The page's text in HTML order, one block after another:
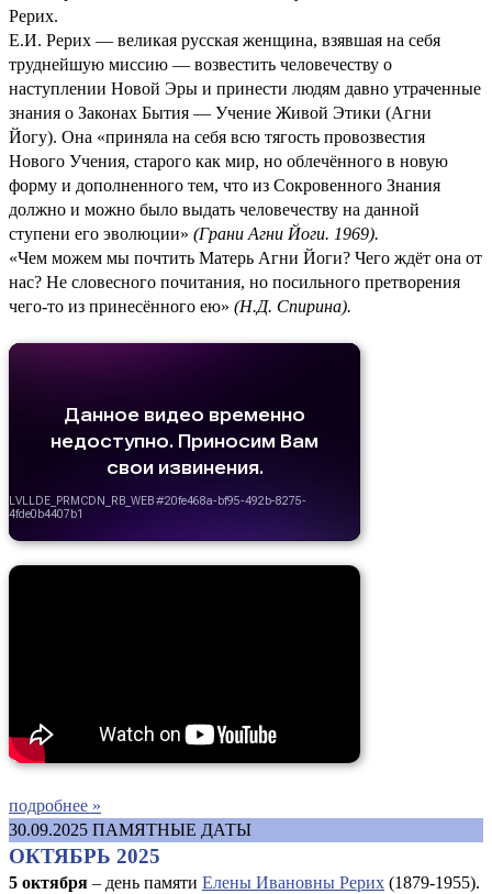
Рерих.
Е.И. Рерих — великая русская женщина, взявшая на себя
труднейшую миссию — возвестить человечеству о
наступлении Новой Эры и принести людям давно утраченные
знания о Законах Бытия — Учение Живой Этики (Агни
Йогу). Она «приняла на себя всю тягость провозвестия
Нового Учения, старого как мир, но облечённого в новую
форму и дополненного тем, что из Сокровенного Знания
должно и можно было выдать человечеству на данной
ступени его эволюции» (Грани Агни Йоги. 1969).
«Чем можем мы почтить Матерь Агни Йоги? Чего ждёт она от
нас? Не словесного почитания, но посильного претворения
чего-то из принесённого ею» (Н.Д. Спирина).
подробнее »
30.09.2025 ПАМЯТНЫЕ ДАТЫ
ОКТЯБРЬ 2025
5 октября – день памяти Елены Ивановны Рерих (1879-1955).